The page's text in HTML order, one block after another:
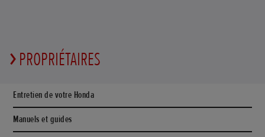
PROPRIÉTAIRES
Entretien de votre Honda
Manuels et guides